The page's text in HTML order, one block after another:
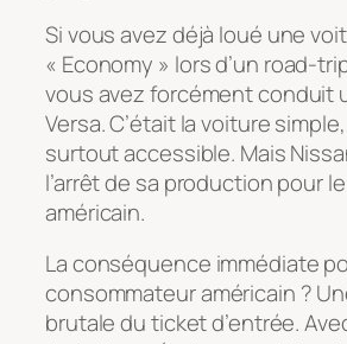
Si vous avez déjà loué une
« Economy » lors d’un road-
vous avez forcément conduit
Versa. C’était la voiture
surtout accessible. Mais
l’arrêt de sa production pour
américain.
La conséquence immédiate
consommateur américain ?
brutale du ticket d’entrée.